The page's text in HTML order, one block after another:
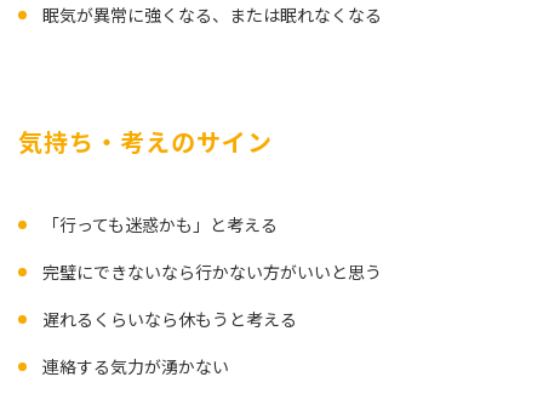
眠気が異常に強くなる、または眠れなくなる
気持ち・考えのサイン
「行っても迷惑かも」と考える
完璧にできないなら行かない方がいいと思う
遅れるくらいなら休もうと考える
連絡する気力が湧かない